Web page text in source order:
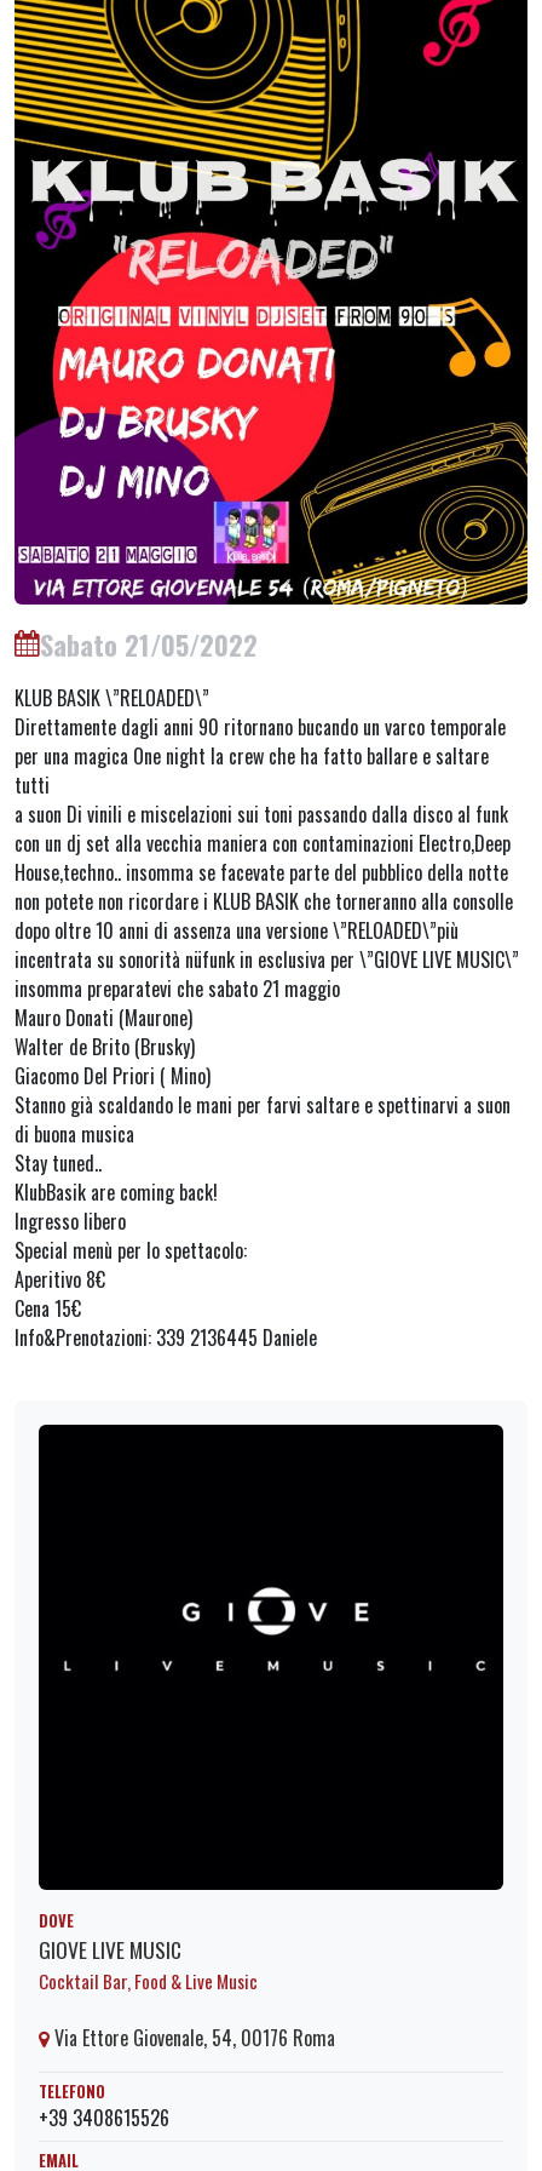
Sabato 21/05/2022
KLUB BASIK \”RELOADED\”
Direttamente dagli anni 90 ritornano bucando un varco temporale
per una magica One night la crew che ha fatto ballare e saltare
tutti
a suon Di vinili e miscelazioni sui toni passando dalla disco al funk
con un dj set alla vecchia maniera con contaminazioni Electro,Deep
House,techno.. insomma se facevate parte del pubblico della notte
non potete non ricordare i KLUB BASIK che torneranno alla consolle
dopo oltre 10 anni di assenza una versione \”RELOADED\”più
incentrata su sonorità nüfunk in esclusiva per \”GIOVE LIVE MUSIC\”
insomma preparatevi che sabato 21 maggio
Mauro Donati (Maurone)
Walter de Brito (Brusky)
Giacomo Del Priori ( Mino)
Stanno già scaldando le mani per farvi saltare e spettinarvi a suon
di buona musica
Stay tuned..
KlubBasik are coming back!
Ingresso libero
Special menù per lo spettacolo:
Aperitivo 8€
Cena 15€
Info&Prenotazioni: 339 2136445 Daniele
DOVE
GIOVE LIVE MUSIC
Cocktail Bar, Food & Live Music
Via Ettore Giovenale, 54, 00176 Roma
TELEFONO
+39 3408615526
EMAIL